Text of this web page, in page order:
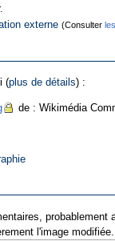
externe (Consulter
(plus de détails) :
de : Wikimédia
l'image modifiée.